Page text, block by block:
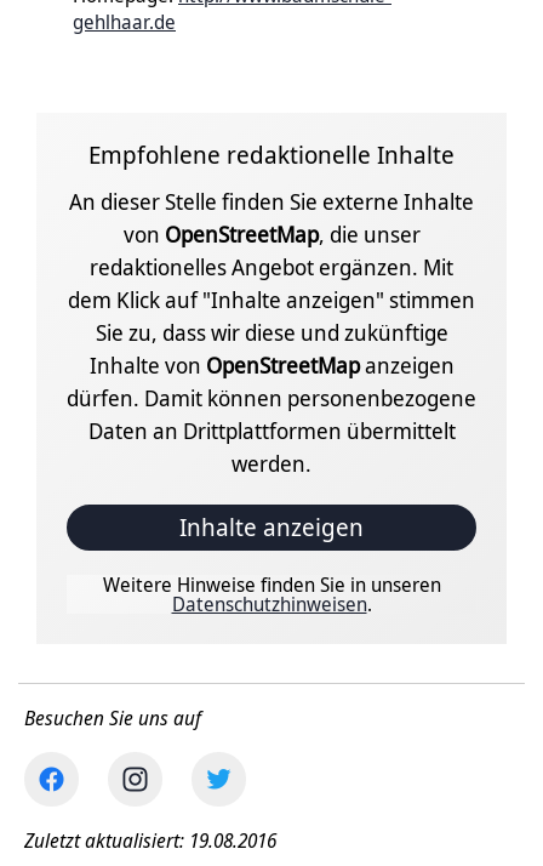
gehlhaar.de
Empfohlene redaktionelle Inhalte
An dieser Stelle finden Sie externe Inhalte
von OpenStreetMap, die unser
redaktionelles Angebot ergänzen. Mit
dem Klick auf "Inhalte anzeigen" stimmen
Sie zu, dass wir diese und zukünftige
Inhalte von OpenStreetMapanzeigen
dürfen. Damit können personenbezogene
Daten an Drittplattformen übermittelt
werden.
Inhalte anzeigen
Weitere Hinweise finden Sie in unseren
Datenschutzhinweisen.
Besuchen Sie uns auf
Zuletzt aktualisiert: 19.08.2016